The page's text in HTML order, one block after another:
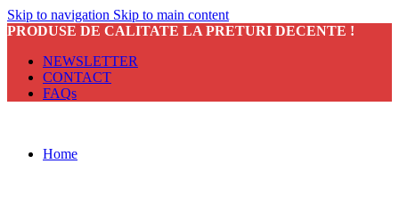
Skip to navigation Skip to main content
PRODUSE DE CALITATE LA PRETURI DECENTE !
NEWSLETTER
CONTACT
FAQs
Home